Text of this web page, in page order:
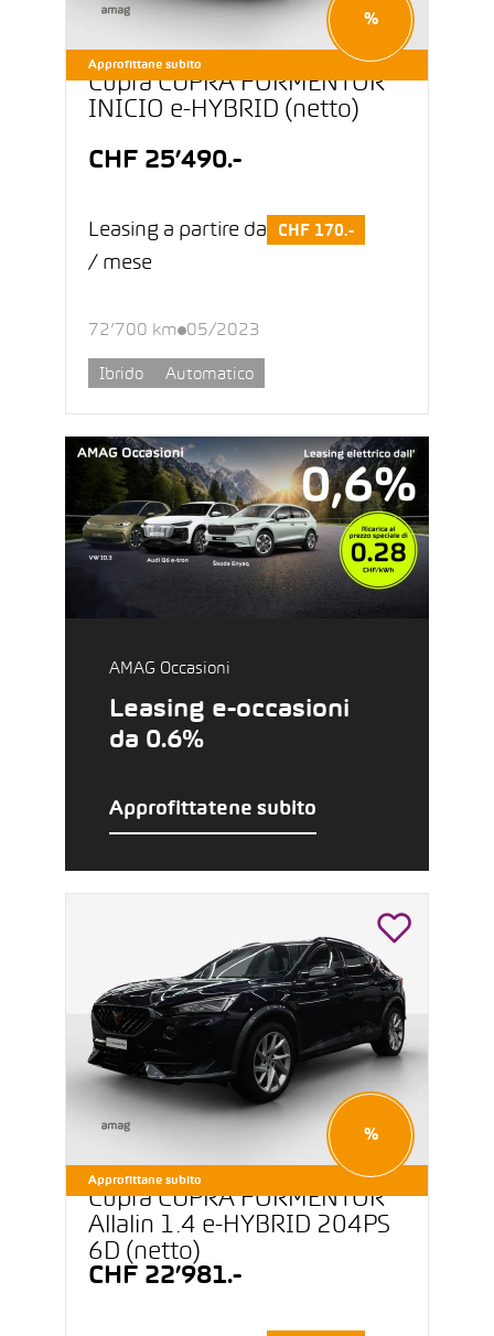
Approfittane subito
%
Cupra CUPRA FORMENTOR
INICIO e-HYBRID (netto)
CHF 25’490.-
Leasing a partire da CHF 170.-
/ mese
72’700 km 05/2023
Ibrido Automatico
AMAG Occasioni
Leasing e-occasioni
da 0.6%
Approfittatene subito
Approfittane subito
%
Cupra CUPRA FORMENTOR
Allalin 1.4 e-HYBRID 204PS
6D (netto)
CHF 22’981.-